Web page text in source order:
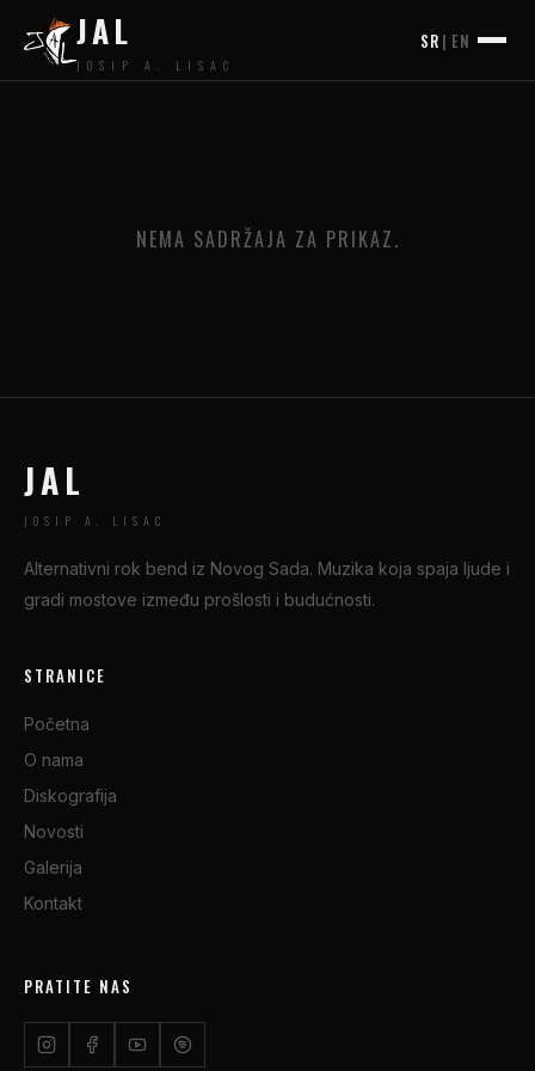
JAL
JOSIP A. LISAC
SR | EN
NEMA SADRŽAJA ZA PRIKAZ.
JAL
JOSIP A. LISAC
Alternativni rok bend iz Novog Sada. Muzika koja spaja ljude i
gradi mostove između prošlosti i budućnosti.
STRANICE
Početna
O nama
Diskografija
Novosti
Galerija
Kontakt
PRATITE NAS